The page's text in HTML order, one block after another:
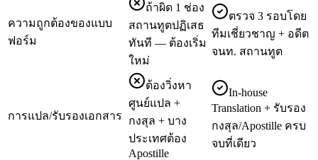
ความถูกต้องของแบบ
ฟอร์ม
ถ้าผิด 1 ช่อง
สถานทูตปฏิเสธ
ทันที — ต้องเริ่ม
ใหม่
ตรวจ 3 รอบโดย
ทีมเชี่ยวชาญ + อดีต
จนท. สถานทูต
การแปล/รับรองเอกสาร
ต้องวิ่งหา
ศูนย์แปล +
กงสุล + บาง
ประเทศต้อง
Apostille
In-house
Translation + รับรอง
กงสุล/Apostille ครบ
จบที่เดียว